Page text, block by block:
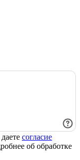
согласие
об обработке